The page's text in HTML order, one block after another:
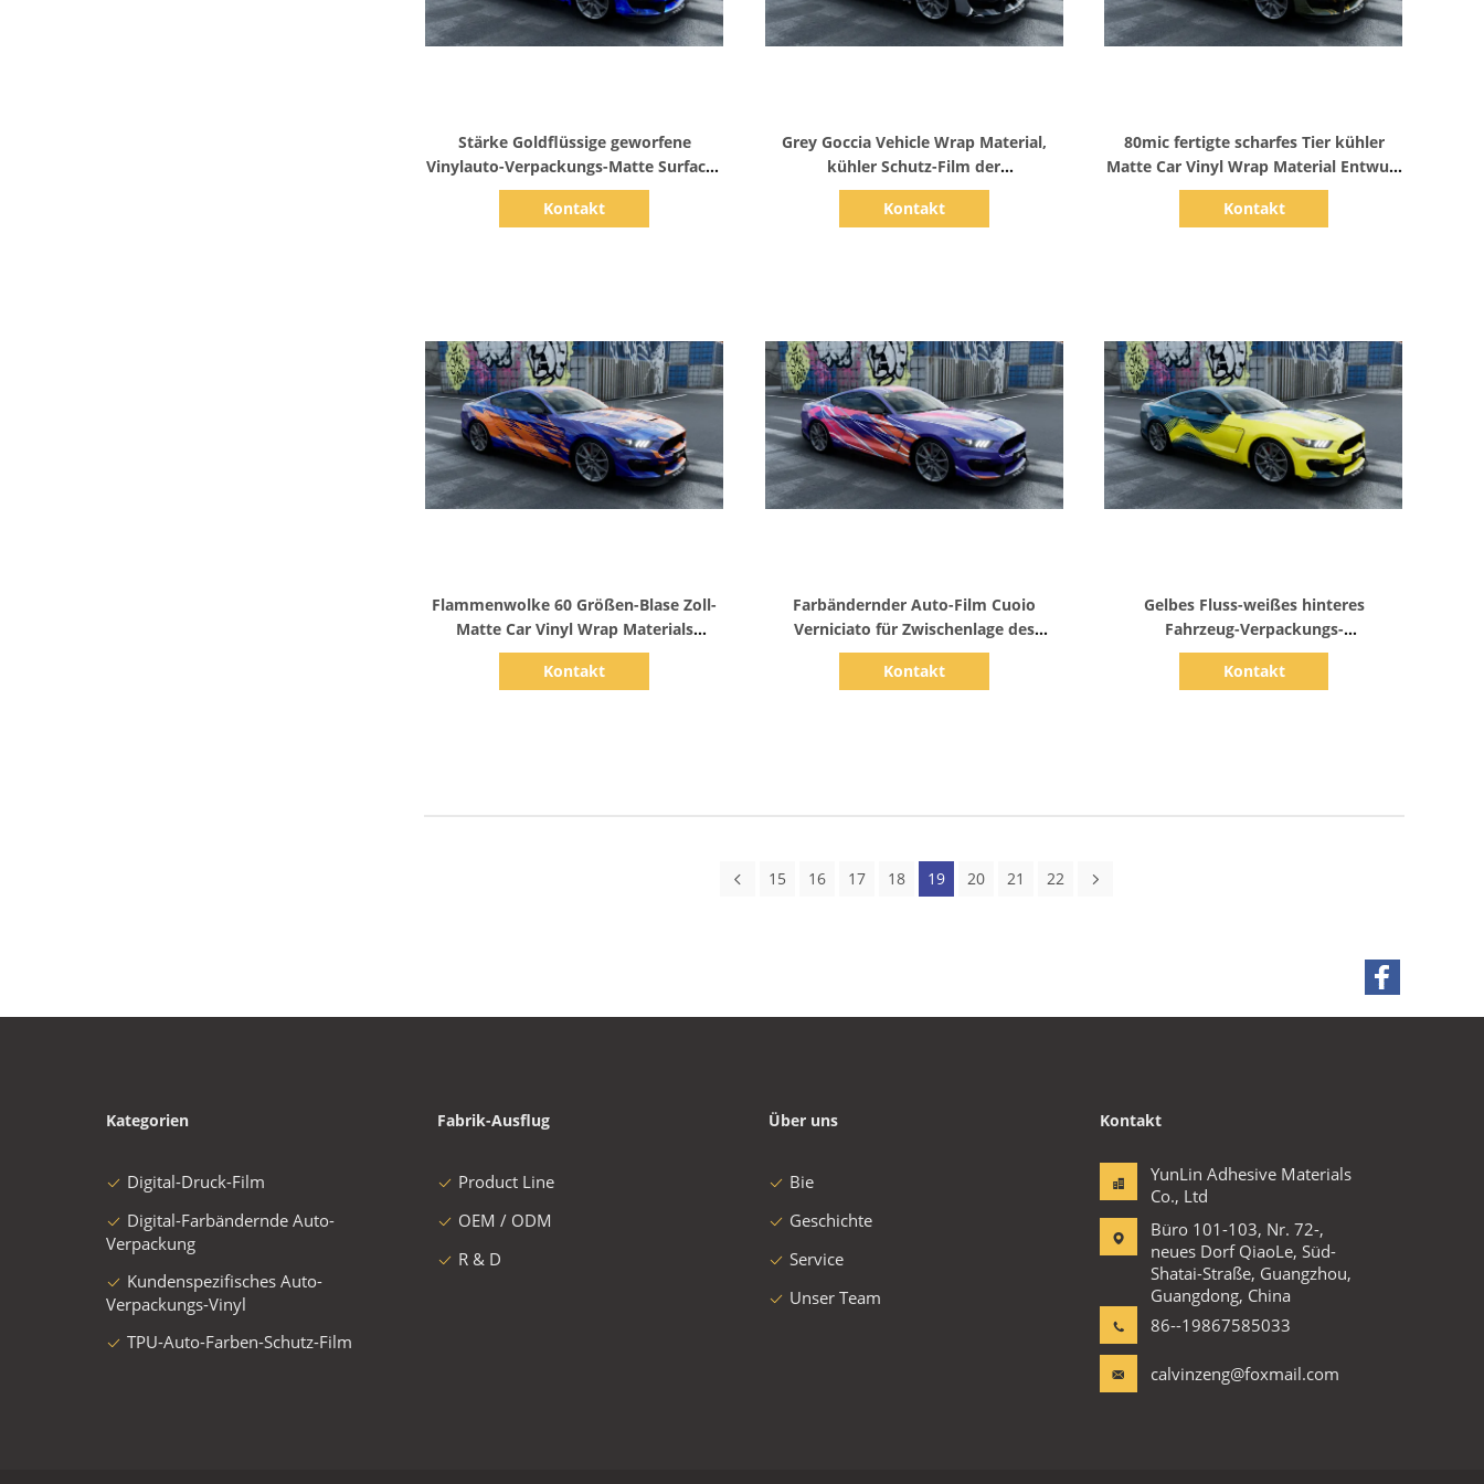
Stärke Goldflüssige geworfene
Vinylauto-Verpackungs-Matte Surfaces
80micron 50micron
Kontakt
Grey Goccia Vehicle Wrap Material,
kühler Schutz-Film der
Fahrzeugkarosserie-80mic
Kontakt
80mic fertigte scharfes Tier kühler
Matte Car Vinyl Wrap Material Entwurf
besonders an
Kontakt
Flammenwolke 60 Größen-Blase Zoll-
Matte Car Vinyl Wrap Materials
1.52*60m frei
Kontakt
Farbändernder Auto-Film Cuoio
Verniciato für Zwischenlage des
Rennwagen-160g
Kontakt
Gelbes Fluss-weißes hinteres
Fahrzeug-Verpackungs-
Vinylrollenentfernbarer Kleber
Kontakt
15 16 17 18 19 20 21 22
Kategorien
Digital-Druck-Film
Digital-Farbändernde Auto-
Verpackung
Kundenspezifisches Auto-
Verpackungs-Vinyl
TPU-Auto-Farben-Schutz-Film
Fabrik-Ausflug
Product Line
OEM / ODM
R & D
Über uns
Bie
Geschichte
Service
Unser Team
Kontakt
YunLin Adhesive Materials
Co., Ltd
Büro 101-103, Nr. 72-,
neues Dorf QiaoLe, Süd-
Shatai-Straße, Guangzhou,
Guangdong, China
86--19867585033
calvinzeng@foxmail.com